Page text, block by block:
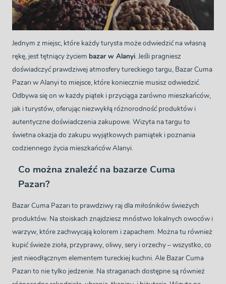
Jednym z miejsc, które każdy turysta może odwiedzić na własną
rękę, jest tętniący życiem bazar w Alanyi. Jeśli pragniesz
doświadczyć prawdziwej atmosfery tureckiego targu, Bazar Cuma
Pazarı w Alanyi to miejsce, które koniecznie musisz odwiedzić.
Odbywa się on w każdy piątek i przyciąga zarówno mieszkańców,
jak i turystów, oferując niezwykłą różnorodność produktów i
autentyczne doświadczenia zakupowe. Wizyta na targu to
świetna okazja do zakupu wyjątkowych pamiątek i poznania
codziennego życia mieszkańców Alanyi.
Co można znaleźć na bazarze Cuma
Pazarı?
Bazar Cuma Pazarı to prawdziwy raj dla miłośników świeżych
produktów. Na stoiskach znajdziesz mnóstwo lokalnych owoców i
warzyw, które zachwycają kolorem i zapachem. Można tu również
kupić świeże zioła, przyprawy, oliwy, sery i orzechy – wszystko, co
jest nieodłącznym elementem tureckiej kuchni. Ale Bazar Cuma
Pazarı to nie tylko jedzenie. Na straganach dostępne są również